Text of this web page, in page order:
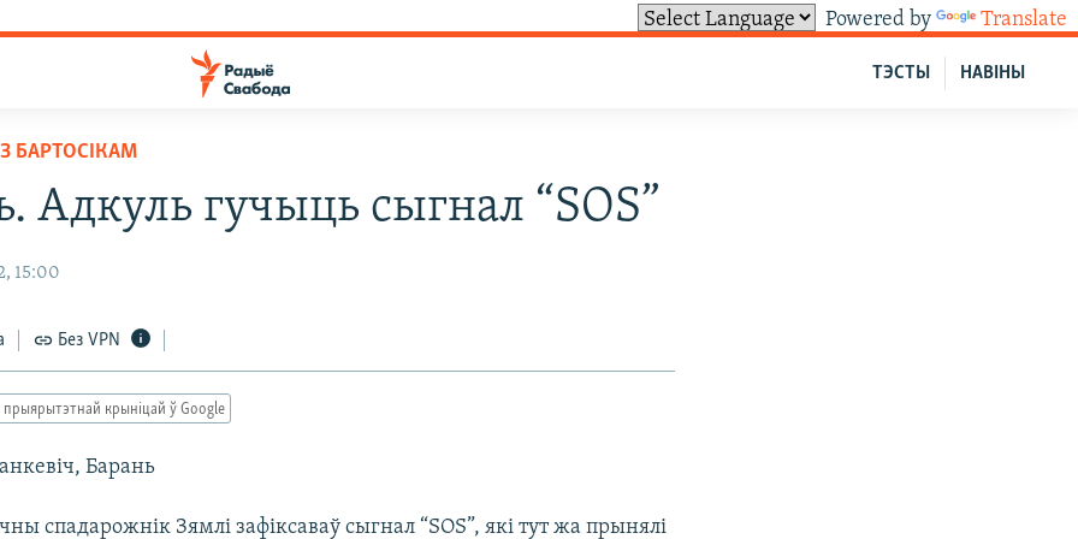
Powered by Translate
НАВІНЫ
ТЭСТЫ
БАРТОСІКАМ
Адкуль гучыць сыгнал “SOS”
15:00
Без VPN
прыярытэтнай крыніцай ў Google
Барань
спадарожнік Зямлі зафіксаваў сыгнал “SОS”, які тут жа прынялі